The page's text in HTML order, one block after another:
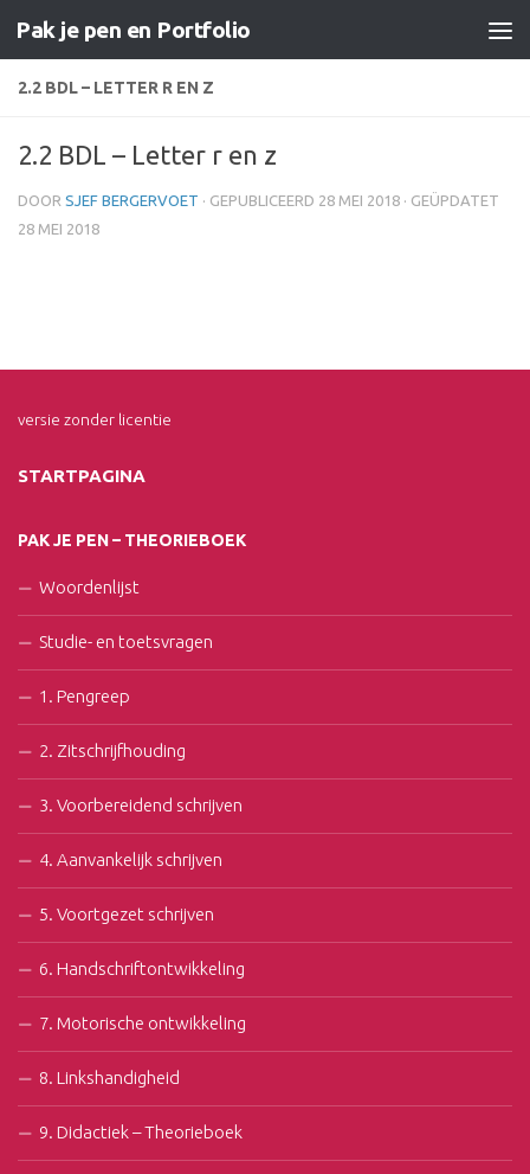
Doorgaan naar inhoud
Pak je pen en Portfolio
2.2 BDL – LETTER R EN Z
2.2 BDL – Letter r en z
DOOR SJEF BERGERVOET · GEPUBLICEERD 28 MEI 2018 · GEÜPDATET
28 MEI 2018
versie zonder licentie
STARTPAGINA
PAK JE PEN – THEORIEBOEK
Woordenlijst
Studie- en toetsvragen
1. Pengreep
2. Zitschrijfhouding
3. Voorbereidend schrijven
4. Aanvankelijk schrijven
5. Voortgezet schrijven
6. Handschriftontwikkeling
7. Motorische ontwikkeling
8. Linkshandigheid
9. Didactiek – Theorieboek